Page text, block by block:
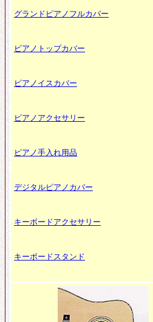
グランドピアノフルカバー
ピアノトップカバー
ピアノイスカバー
ピアノアクセサリー
ピアノ手入れ用品
デジタルピアノカバー
キーボードアクセサリー
キーボードスタンド